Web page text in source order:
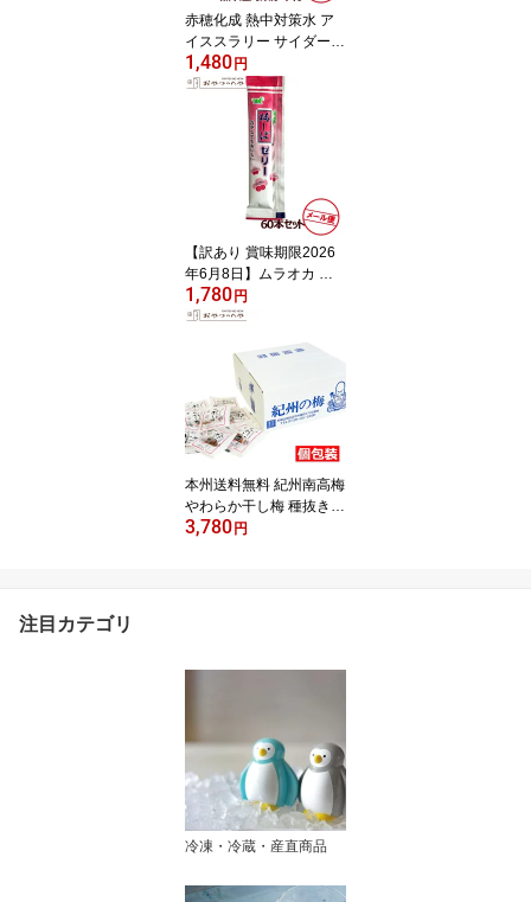
赤穂化成 熱中対策水 ア
イススラリー サイダー風
味 キャップ付き 120g×6
個 メール便（代引き不
可） 熱中症対策カード付
き 夏季の災害対策
1,480 円
【訳あり 賞味期限2026
年6月8日】ムラオカ 梅
しば ゼリー 12g×60本 個
包装 メール便（代引不
1,780 円
本州送料無料 紀州南高梅
やわらか干し梅 種抜き 2
45g 個包装
3,780 円
注目カテゴリ
冷凍・冷蔵・産直商品